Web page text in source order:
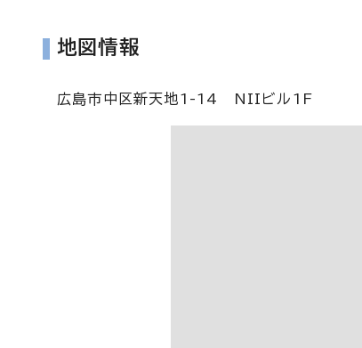
地図情報
広島市中区新天地1-14 NIIビル1F